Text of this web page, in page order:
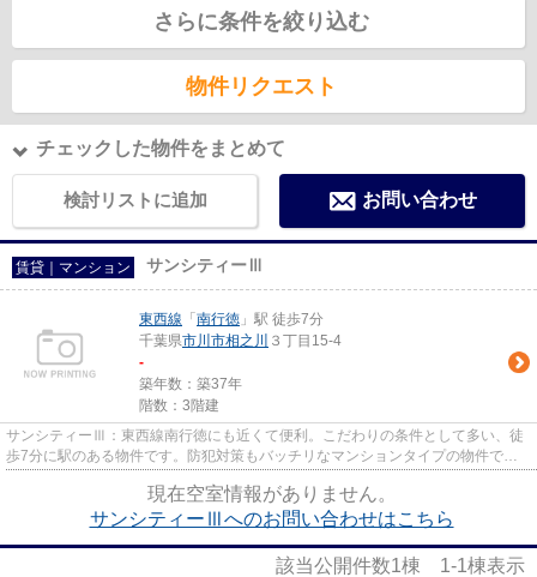
さらに条件を絞り込む
物件リクエスト
チェックした物件をまとめて
検討リストに追加 お問い合わせ
賃貸｜マンション サンシティーⅢ
東西線 「 南行徳 」駅 徒歩7分
千葉県市川市相之川 ３丁目15-4
-
築年数：築37年
階数：3階建
サンシティーⅢ：東西線南行徳にも近くて便利。こだわりの条件として多い、徒
歩7分に駅のある物件です。防犯対策もバッチリなマンションタイプの物件で
現在空室情報がありません。
サンシティーⅢへのお問い合わせはこちら
該当公開件数1棟 1-1棟表示